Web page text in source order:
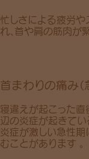
忙しさによる疲労や
れ、首や肩の筋肉が
首まわりの痛み（
寝違えが起こった直
辺の炎症が起きてい
炎症が激しい急性期
むことがあります 。